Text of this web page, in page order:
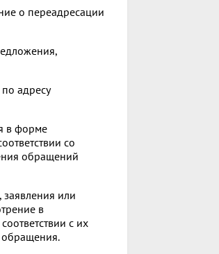
о переадресации
адресу
в форме
со
обращений
заявления или
в
с их
обращения.